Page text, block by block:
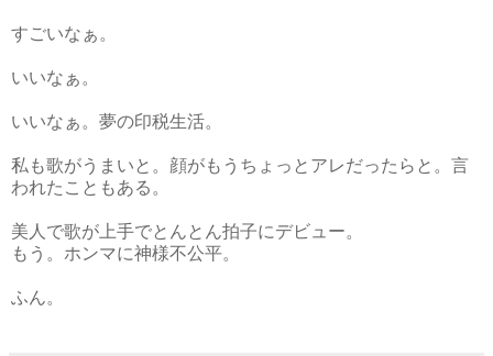
すごいなぁ。
いいなぁ。
いいなぁ。夢の印税生活。
私も歌がうまいと。顔がもうちょっとアレだったらと。言
われたこともある。
美人で歌が上手でとんとん拍子にデビュー。
もう。ホンマに神様不公平。
ふん。